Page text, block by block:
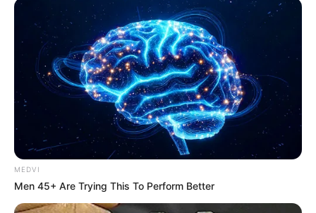
MEDVI
Men 45+ Are Trying This To Perform Better